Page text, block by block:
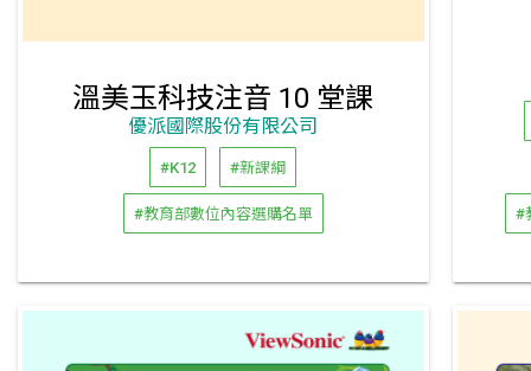
#
溫美玉科技注音 10 堂課
優派國際股份有限公司
#K12 #新課綱
#教育部數位內容選購名單